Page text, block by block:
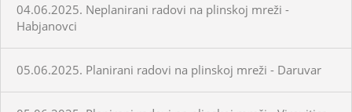
04.06.2025. Neplanirani radovi na plinskoj mreži -
Habjanovci
05.06.2025. Planirani radovi na plinskoj mreži - Daruvar